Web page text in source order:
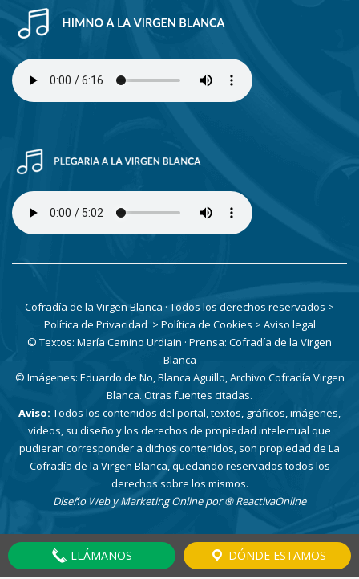
Cofradía de la Virgen Blanca · Todos los derechos reservados >
Política de Privacidad > Política de Cookies > Aviso legal
© Textos: María Camino Urdiain · Prensa: Cofradía de la Virgen
Blanca
© Imágenes: Eduardo de No, Blanca Aguillo, Archivo Cofradía Virgen
Blanca. Otras fuentes citadas.
Aviso: Todos los contenidos del portal, textos, gráficos, imágenes,
videos, su diseño y los derechos de propiedad intelectual que
pudieran corresponder a dichos contenidos, son propiedad de La
Cofradía de la Virgen Blanca, quedando reservados todos los
derechos sobre los mismos.
Diseño Web y Marketing Online por® ReactivaOnline
LLÁMANOS DÓNDE ESTAMOS